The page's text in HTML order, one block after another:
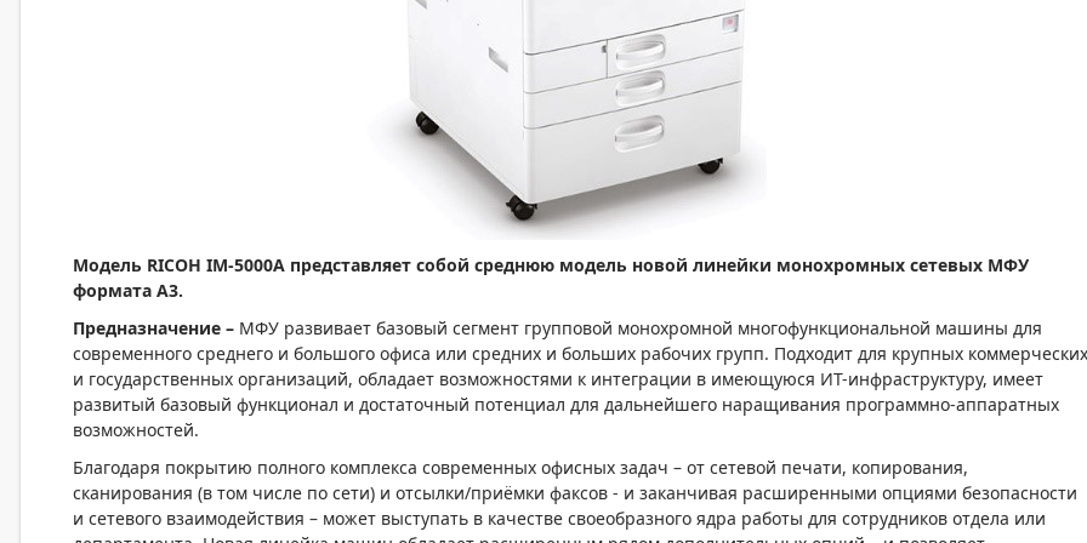
Модель RICOH IM-5000A представляет собой среднюю модель новой линейки монохромных сетевых МФУ
формата А3.
Предназначение – МФУ развивает базовый сегмент групповой монохромной многофункциональной машины для
современного среднего и большого офиса или средних и больших рабочих групп. Подходит для крупных
и государственных организаций, обладает возможностями к интеграции в имеющуюся ИТ-инфраструктуру, имеет
развитый базовый функционал и достаточный потенциал для дальнейшего наращивания программно-аппаратных
возможностей.
Благодаря покрытию полного комплекса современных офисных задач – от сетевой печати, копирования,
сканирования (в том числе по сети) и отсылки/приёмки факсов - и заканчивая расширенными опциями безопасности
и сетевого взаимодействия – может выступать в качестве своеобразного ядра работы для сотрудников отдела или